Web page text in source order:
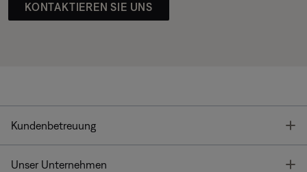
KONTAKTIEREN SIE UNS
Kundenbetreuung
Unser Unternehmen